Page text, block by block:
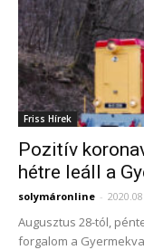
Friss Hírek
Pozitív
hétre leáll a
solymáronline -
Augusztus 28-tól,
forgalom a